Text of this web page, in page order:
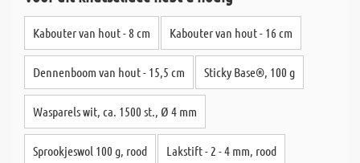
Kabouter van hout - 8 cm Kabouter van hout - 16 cm
Dennenboom van hout - 15,5 cm Sticky Base®, 100 g
Wasparels wit, ca. 1500 st., Ø 4 mm
Sprookjeswol 100 g, rood Lakstift - 2 - 4 mm, rood